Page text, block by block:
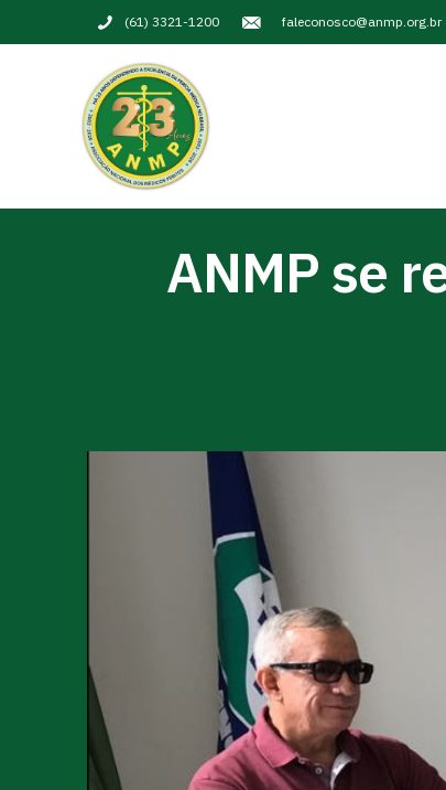
(61) 3321-1200 faleconosco@anmp.org.br
ANMP se